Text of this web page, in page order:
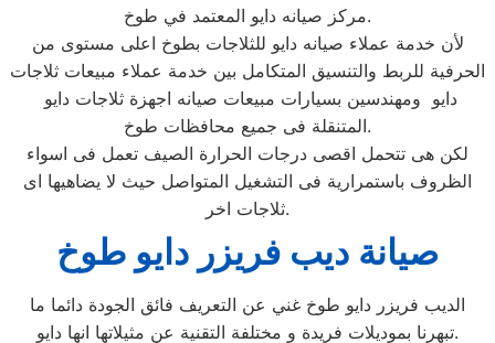
مركز صيانه دايو المعتمد في طوخ.
لأن خدمة عملاء صيانه دايو للثلاجات بطوخ اعلى مستوى من
الحرفية للربط والتنسيق المتكامل بين خدمة عملاء مبيعات ثلاجات
دايو ومهندسين بسيارات مبيعات صيانه اجهزة ثلاجات دايو
المتنقلة فى جميع محافظات طوخ.
لكن هى تتحمل اقصى درجات الحرارة الصيف تعمل فى اسواء
الظروف باستمرارية فى التشغيل المتواصل حيث لا يضاهيها اى
ثلاجات اخر.
صيانة ديب فريزر دايو طوخ
الديب فريزر دايو طوخ غني عن التعريف فائق الجودة دائما ما
تبهرنا بموديلات فريدة و مختلفة التقنية عن مثيلاتها انها دايو.